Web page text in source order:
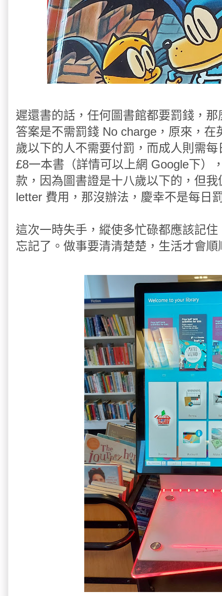
遲還書的話，任何圖書館都要罰錢，
答案是不需罰錢 No charge，原來，
歲以下的人不需要付罰，而成人則需
£8一本書（詳情可以上網 Google下）
款，因為圖書證是十八歲以下的，但
letter 費用，那沒辦法，慶幸不是每日
這次一時失手，縱使多忙碌都應該記
忘記了。做事要清清楚楚，生活才會順